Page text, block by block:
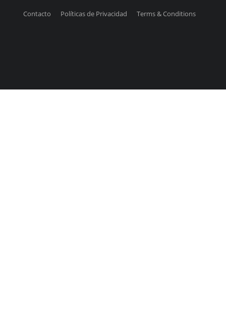
Contacto Políticas de Privacidad Terms & Conditions